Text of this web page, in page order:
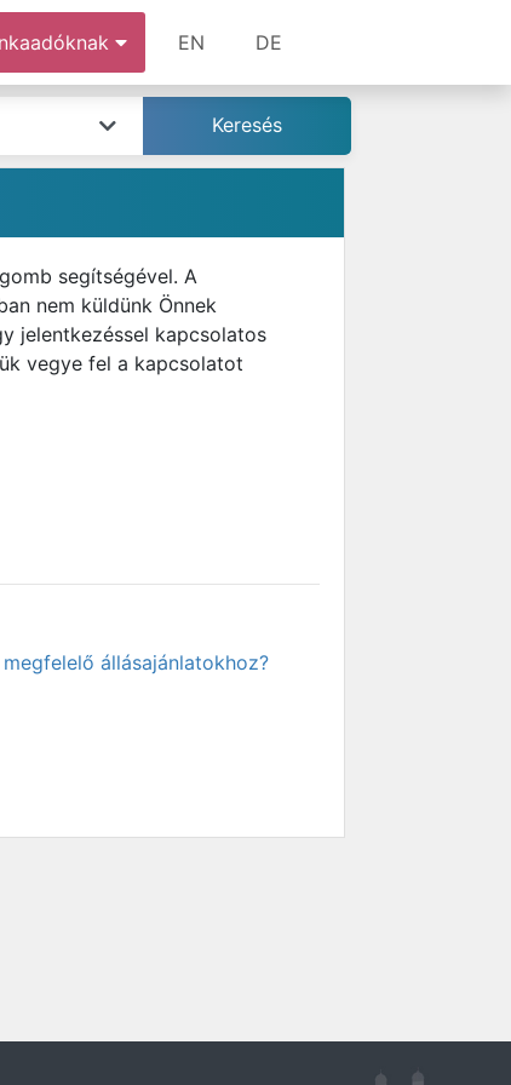
EN DE
segítségével. A
nem küldünk Önnek
jelentkezéssel kapcsolatos
vegye fel a kapcsolatot
állásajánlatokhoz?